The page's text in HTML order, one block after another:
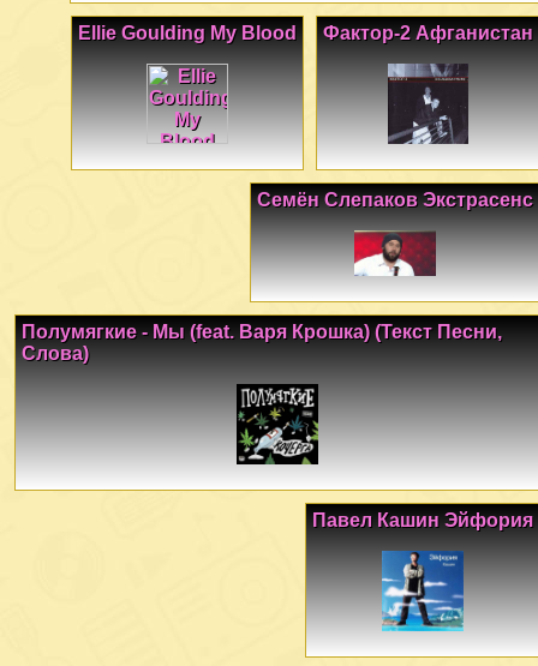
Фактор-2 Афганистан
Ellie Goulding My Blood
Семён Слепаков Экстрасенс
Полумягкие - Мы (feat. Варя Крошка) (Текст Песни,
Слова)
Павел Кашин Эйфория